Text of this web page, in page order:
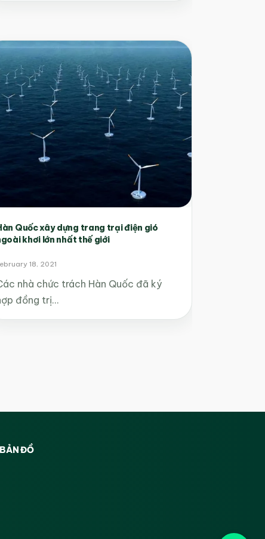
Quốc xây dựng trang trại điện gió
khơi lớn nhất thế giới
18, 2021
nhà chức trách Hàn Quốc đã ký
đồng trị…
BẢN ĐỒ